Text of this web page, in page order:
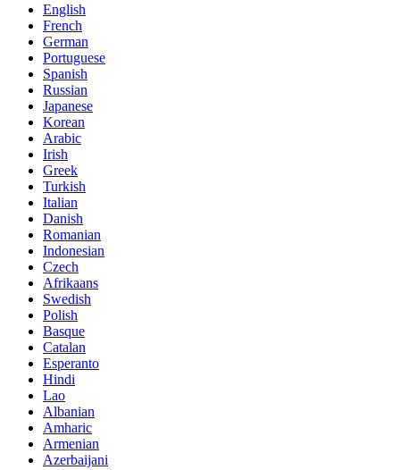
English
French
German
Portuguese
Spanish
Russian
Japanese
Korean
Arabic
Irish
Greek
Turkish
Italian
Danish
Romanian
Indonesian
Czech
Afrikaans
Swedish
Polish
Basque
Catalan
Esperanto
Hindi
Lao
Albanian
Amharic
Armenian
Azerbaijani